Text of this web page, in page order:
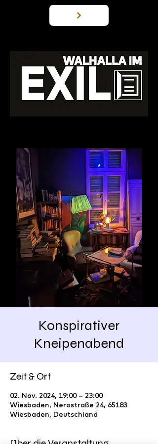
Konspirativer
Kneipenabend
Zeit & Ort
02. Nov. 2024, 19:00 – 23:00
Wiesbaden, Nerostraße 24, 65183
Wiesbaden, Deutschland